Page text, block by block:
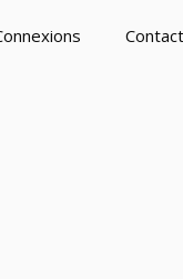
Contact